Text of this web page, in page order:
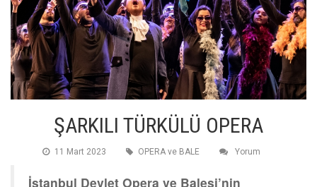
ŞARKILI TÜRKÜLÜ OPERA
11 Mart 2023 OPERA ve BALE Yorum
İstanbul Devlet Opera ve Balesi’nin